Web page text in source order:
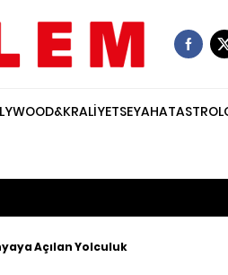
SEYAHAT
Açılan Yolculuk